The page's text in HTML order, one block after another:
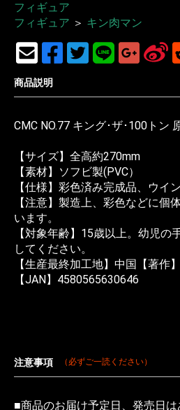
フィギュア
フィギュア ＞ キン肉マン
商品説明
CMC NO.77 キング･ザ･100トン
【サイズ】全高約270mm
【素材】ソフビ製(PVC）
【仕様】彩色済み完成品、ウイ
【注意】製造上、彩色などに個
います。
【対象年齢】15歳以上。幼児の
してください。
【生産最終加工地】中国【著作
【JAN】4580565630646
注意事項 （必ずご一読ください）
■商品のお届け予定日、発売日